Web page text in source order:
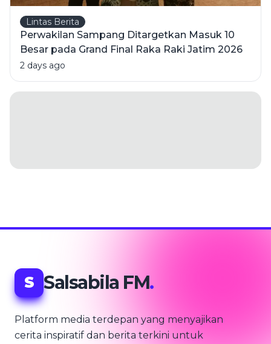
Lintas Berita
Perwakilan Sampang Ditargetkan Masuk 10
Besar pada Grand Final Raka Raki Jatim 2026
2 days ago
S Salsabila FM.
Platform media terdepan yang menyajikan
cerita inspiratif dan berita terkini untuk